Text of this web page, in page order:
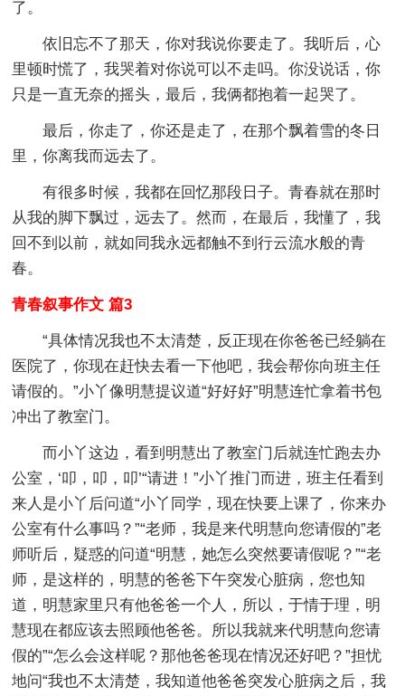
了。
依旧忘不了那天，你对我说你要走了。我听后，心
里顿时慌了，我哭着对你说可以不走吗。你没说话，你
只是一直无奈的摇头，最后，我俩都抱着一起哭了。
最后，你走了，你还是走了，在那个飘着雪的冬日
里，你离我而远去了。
有很多时候，我都在回忆那段日子。青春就在那时
从我的脚下飘过，远去了。然而，在最后，我懂了，我
回不到以前，就如同我永远都触不到行云流水般的青
春。
青春叙事作文 篇3
“具体情况我也不太清楚，反正现在你爸爸已经躺在
医院了，你现在赶快去看一下他吧，我会帮你向班主任
请假的。”小丫像明慧提议道“好好好”明慧连忙拿着书包
冲出了教室门。
而小丫这边，看到明慧出了教室门后就连忙跑去办
公室，‘叩，叩，叩’“请进！”小丫推门而进，班主任看到
来人是小丫后问道“小丫同学，现在快要上课了，你来办
公室有什么事吗？”“老师，我是来代明慧向您请假的”老
师听后，疑惑的问道“明慧，她怎么突然要请假呢？”“老
师，是这样的，明慧的爸爸下午突发心脏病，您也知
道，明慧家里只有他爸爸一个人，所以，于情于理，明
慧现在都应该去照顾他爸爸。所以我就来代明慧向您请
假的”“怎么会这样呢？那他爸爸现在情况还好吧？”担忧
地问“我也不太清楚，我知道他爸爸突发心脏病之后，我